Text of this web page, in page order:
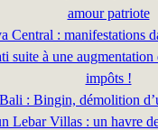
amour patriote
Central : manifestations
suite à une augmentation
impôts !
Bali : Bingin, démolition
Lebar Villas : un havre